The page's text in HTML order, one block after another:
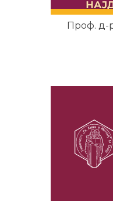
Проф. д-